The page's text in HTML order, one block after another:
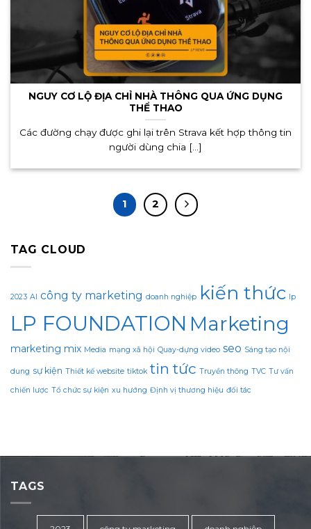
NGUY CƠ LỘ ĐỊA CHỈ NHÀ THÔNG QUA ỨNG DỤNG
THỂ THAO
Các đường chạy được ghi lại trên Strava kết hợp thông tin
người dùng chia [...]
1 2
TAG CLOUD
2023 AI công ty marketing doanh nghiệp kiến thức lp
LP FOUNDATION Marketing
marketing mix Media mạng xã hội Quay-dựng video seo Sáng tạo nội
dung sự kiện Thiết kế website tiktok tin tức Truyền thông TVC Tư vấn
chiến lược Tổ chức sự kiện xu hướng Định vị thương hiệu đối tác
TAGS